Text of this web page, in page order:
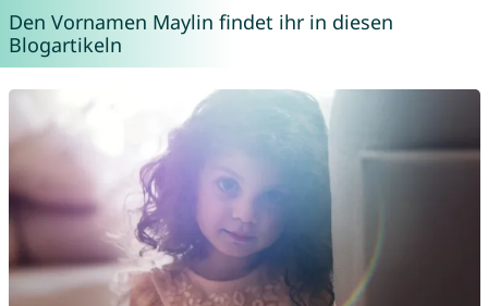
Den Vornamen Maylin findet ihr in diesen
Blogartikeln